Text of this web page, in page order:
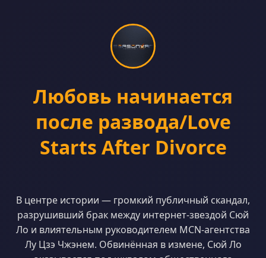
Любовь начинается
после развода/Love
Starts After Divorce
В центре истории — громкий публичный скандал,
разрушивший брак между интернет-звездой Сюй
Ло и влиятельным руководителем MCN-агентства
Лу Цзэ Чжэнем. Обвинённая в измене, Сюй Ло